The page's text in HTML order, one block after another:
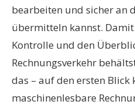
bearbeiten und sicher an
übermitteln kannst.
Kontrolle und den
Rechnungsverkehr
das – auf den ersten Blick
maschinenlesbare